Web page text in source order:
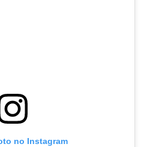
no Instagram